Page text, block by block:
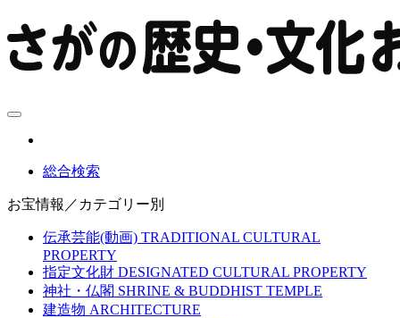
総合検索
お宝情報／カテゴリー別
伝承芸能(動画) TRADITIONAL CULTURAL
PROPERTY
指定文化財 DESIGNATED CULTURAL PROPERTY
神社・仏閣 SHRINE & BUDDHIST TEMPLE
建造物 ARCHITECTURE